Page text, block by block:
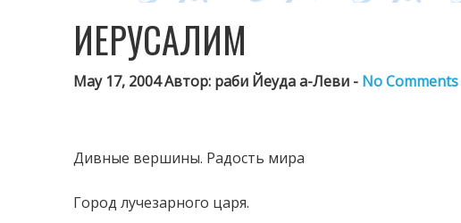
ИЕРУСАЛИМ
May 17, 2004 Автор: раби Йеуда а-Леви - No Comments
Дивные вершины. Радость мира
Город лучезарного царя.